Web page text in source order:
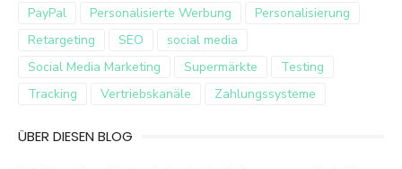
PayPal
Personalisierte Werbung
Personalisierung
Retargeting
SEO
social media
Social Media Marketing
Supermärkte
Testing
Tracking
Vertriebskanäle Zahlungssysteme
ÜBER DIESEN BLOG